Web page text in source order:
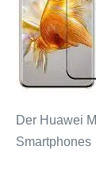
Der Huawei
Smartphones